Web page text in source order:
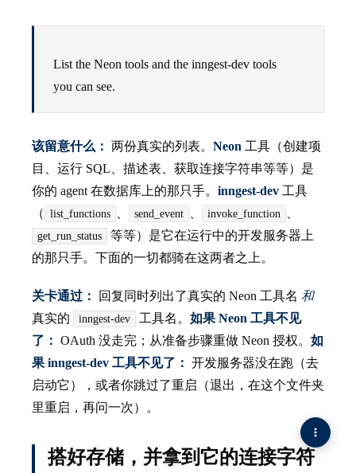
List the Neon tools and the inngest-dev tools
you can see.
该留意什么： 两份真实的列表。 Neon 工具（创建项
目、运行 SQL、描述表、获取连接字符串等等）是
你的 agent 在数据库上的那只手。 inngest-dev 工具
（ list_functions 、 send_event 、 invoke_function 、
get_run_status
等等）是它在运行中的开发服务器上
的那只手。下面的一切都骑在这两者之上。
关卡通过： 回复同时列出了真实的 Neon 工具名 和
真实的
inngest-dev 工具名。 如果 Neon 工具不见
了： OAuth 没走完；从准备步骤重做 Neon 授权。 如
果 inngest-dev 工具不见了： 开发服务器没在跑（去
启动它），或者你跳过了重启（退出，在这个文件夹
里重启，再问一次）。
搭好存储，并拿到它的连接字符